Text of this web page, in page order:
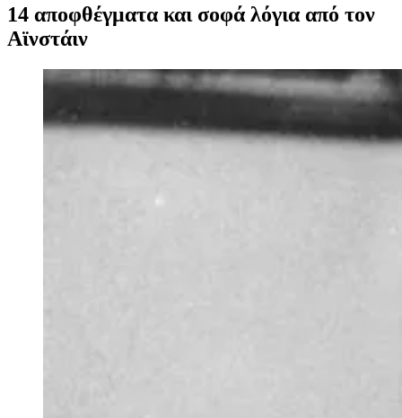
14 αποφθέγματα και σοφά λόγια από τον
Αϊνστάιν